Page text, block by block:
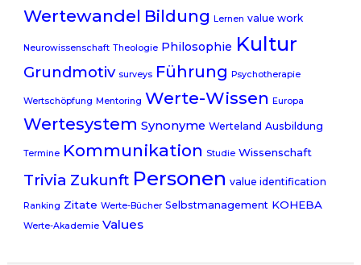
Wertewandel Bildung Lernen value work
Neurowissenschaft Theologie Philosophie Kultur
Grundmotiv surveys Führung Psychotherapie
Wertschöpfung Mentoring Werte-Wissen Europa
Wertesystem Synonyme Werteland Ausbildung
Termine Kommunikation Studie Wissenschaft
Trivia Zukunft Personen value identification
Ranking Zitate Werte-Bücher Selbstmanagement KOHEBA
Werte-Akademie Values